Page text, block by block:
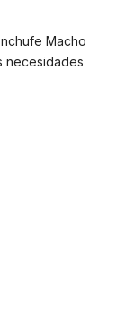
Macho
necesidades